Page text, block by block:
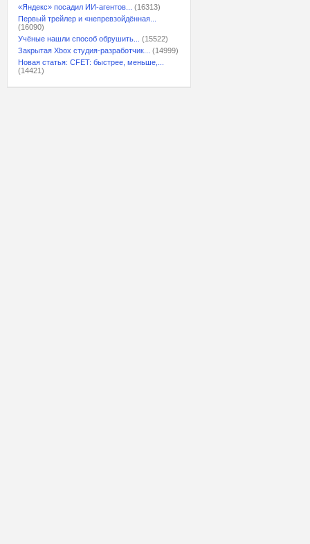
«Яндекс» посадил ИИ-агентов...
(16313)
Первый трейлер и «непревзойдённая...
(16090)
Учёные нашли способ обрушить...
(15522)
Закрытая Xbox студия-разработчик...
(14999)
Новая статья: CFET: быстрее, меньше,...
(14421)